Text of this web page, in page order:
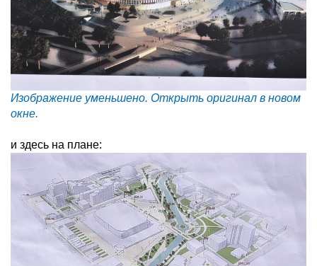
Изображение уменьшено. Открыть оригинал в новом
окне.
и здесь на плане: